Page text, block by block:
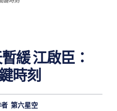
緩 江啟臣：
時刻
第六星空